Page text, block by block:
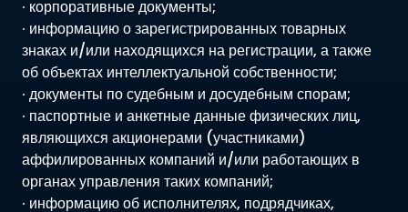
· корпоративные документы;
· информацию о зарегистрированных товарных
знаках и/или находящихся на регистрации, а также
об объектах интеллектуальной собственности;
· документы по судебным и досудебным спорам;
· паспортные и анкетные данные физических лиц,
являющихся акционерами (участниками)
аффилированных компаний и/или работающих в
органах управления таких компаний;
· информацию об исполнителях, подрядчиках,